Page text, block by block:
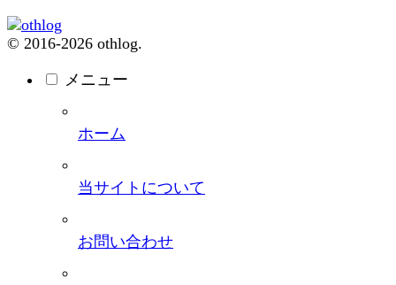
© 2016-2026 othlog.
メニュー
ホーム
当サイトについて
お問い合わせ